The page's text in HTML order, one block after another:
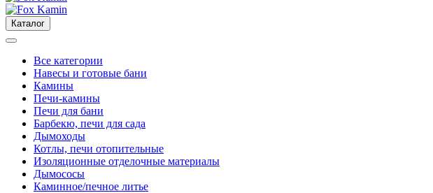
Каталог
Все категории
Навесы и готовые бани
Камины
Печи-камины
Печи для бани
Барбекю, печи для сада
Дымоходы
Котлы, печи отопительные
Изоляционные отделочные материалы
Дымососы
Каминное/печное литье